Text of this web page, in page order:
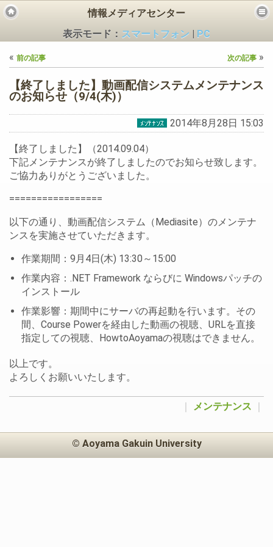
情報メディアセンター
表示モード： スマートフォン
PC
« 前の記事 次の記事 »
【終了しました】動画配信システムメンテナンス
のお知らせ（9/4(木)）
2014年8月28日 15:03
【終了しました】（2014.09.04）
下記メンテナンスが終了しましたのでお知らせ致します。
ご協力ありがとうございました。
=================
以下の通り、動画配信システム（Mediasite）のメンテナ
ンスを実施させていただきます。
作業期間：9月4日(木) 13:30～15:00
作業内容：.NET Framework ならびに Windowsパッチの
インストール
作業影響：期間中にサーバの再起動を行います。その
間、Course Powerを経由した動画の視聴、URLを直接
指定しての視聴、HowtoAoyamaの視聴はできません。
以上です。
よろしくお願いいたします。
メンテナンス
© Aoyama Gakuin University